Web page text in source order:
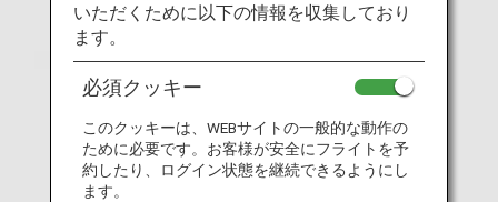
いただくために以下の情報を収集しており
ます。
必須クッキー
このクッキーは、WEBサイトの一般的な動作の
ために必要です。お客様が安全にフライトを予
約したり、ログイン状態を継続できるようにし
ます。